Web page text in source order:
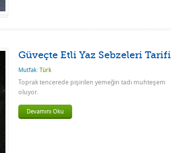
Güveçte Etli Yaz Sebzeleri Tarifi
Mutfak: Türk
Toprak tencerede pişirilen yemeğin tadı muhteşem
oluyor.
Devamını Oku